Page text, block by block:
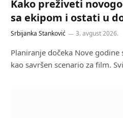
Kako preživeti
sa ekipom i ostati u
Srbijanka Stanković 3. avgust 2026.
Planiranje dočeka Nove
kao savršen scenario za film.